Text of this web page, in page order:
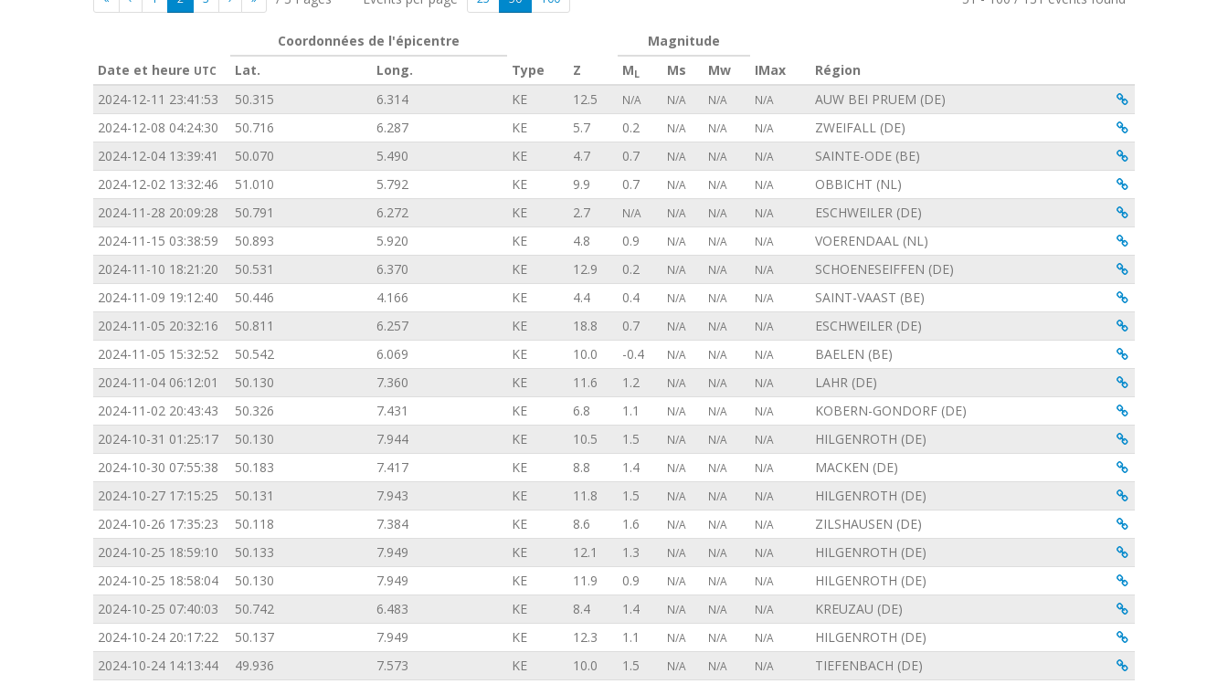
Date et heure UTC
Coordonnées de l'épicentre
Type
Z
Magnitude
IMax
Région
Visualiser
Lat. Long. ML Ms
Mw
2024-12-11 23:41:53
50.315 6.314 KE 12.5 N/A N/A N/A N/A AUW BEI PRUEM (DE)
2024-12-08 04:24:30
50.716 6.287 KE 5.7 0.2 N/A N/A N/A ZWEIFALL (DE)
2024-12-04 13:39:41
50.070 5.490 KE 4.7 0.7 N/A N/A N/A SAINTE-ODE (BE)
2024-12-02 13:32:46
51.010 5.792 KE 9.9 0.7 N/A N/A N/A OBBICHT (NL)
2024-11-28 20:09:28
50.791 6.272 KE 2.7 N/A N/A N/A N/A ESCHWEILER (DE)
2024-11-15 03:38:59
50.893 5.920 KE 4.8 0.9 N/A N/A N/A VOERENDAAL (NL)
2024-11-10 18:21:20
50.531 6.370 KE 12.9 0.2 N/A N/A N/A SCHOENESEIFFEN (DE)
2024-11-09 19:12:40
50.446 4.166 KE 4.4 0.4 N/A N/A N/A SAINT-VAAST (BE)
2024-11-05 20:32:16
50.811 6.257 KE 18.8 0.7 N/A N/A N/A ESCHWEILER (DE)
2024-11-05 15:32:52
50.542 6.069 KE 10.0 -0.4 N/A N/A N/A BAELEN (BE)
2024-11-04 06:12:01
50.130 7.360 KE 11.6 1.2 N/A N/A N/A LAHR (DE)
2024-11-02 20:43:43
50.326 7.431 KE 6.8 1.1 N/A N/A N/A KOBERN-GONDORF (DE)
2024-10-31 01:25:17
50.130 7.944 KE 10.5 1.5 N/A N/A N/A HILGENROTH (DE)
2024-10-30 07:55:38
50.183 7.417 KE 8.8 1.4 N/A N/A N/A MACKEN (DE)
2024-10-27 17:15:25
50.131 7.943 KE 11.8 1.5 N/A N/A N/A HILGENROTH (DE)
2024-10-26 17:35:23
50.118 7.384 KE 8.6 1.6 N/A N/A N/A ZILSHAUSEN (DE)
2024-10-25 18:59:10
50.133 7.949 KE 12.1 1.3 N/A N/A N/A HILGENROTH (DE)
2024-10-25 18:58:04
50.130 7.949 KE 11.9 0.9 N/A N/A N/A HILGENROTH (DE)
2024-10-25 07:40:03
50.742 6.483 KE 8.4 1.4 N/A N/A N/A KREUZAU (DE)
2024-10-24 20:17:22
50.137 7.949 KE 12.3 1.1 N/A N/A N/A HILGENROTH (DE)
2024-10-24 14:13:44
49.936 7.573 KE 10.0 1.5 N/A N/A N/A TIEFENBACH (DE)